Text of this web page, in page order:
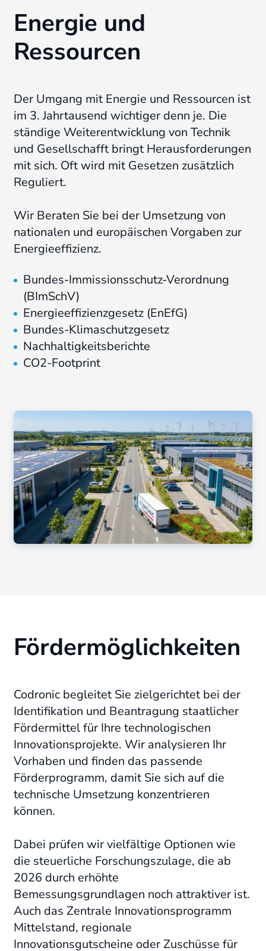
Energie und
Ressourcen
Der Umgang mit Energie und Ressourcen ist
im 3. Jahrtausend wichtiger denn je. Die
ständige Weiterentwicklung von Technik
und Gesellschafft bringt Herausforderungen
mit sich. Oft wird mit Gesetzen zusätzlich
Reguliert.
Wir Beraten Sie bei der Umsetzung von
nationalen und europäischen Vorgaben zur
Energieeffizienz.
Bundes-Immissionsschutz-Verordnung
(BImSchV)
Energieeffizienzgesetz (EnEfG)
Bundes-Klimaschutzgesetz
Nachhaltigkeitsberichte
CO2-Footprint
Fördermöglichkeiten
Codronic begleitet Sie zielgerichtet bei der
Identifikation und Beantragung staatlicher
Fördermittel für Ihre technologischen
Innovationsprojekte. Wir analysieren Ihr
Vorhaben und finden das passende
Förderprogramm, damit Sie sich auf die
technische Umsetzung konzentrieren
können.
Dabei prüfen wir vielfältige Optionen wie
die steuerliche Forschungszulage, die ab
2026 durch erhöhte
Bemessungsgrundlagen noch attraktiver ist.
Auch das Zentrale Innovationsprogramm
Mittelstand, regionale
Innovationsgutscheine oder Zuschüsse für